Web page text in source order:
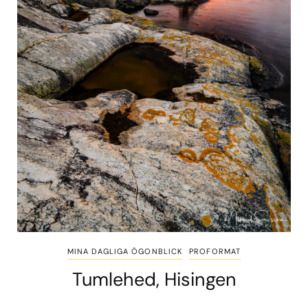
MINA DAGLIGA ÖGONBLICK PROFORMAT
Tumlehed, Hisingen